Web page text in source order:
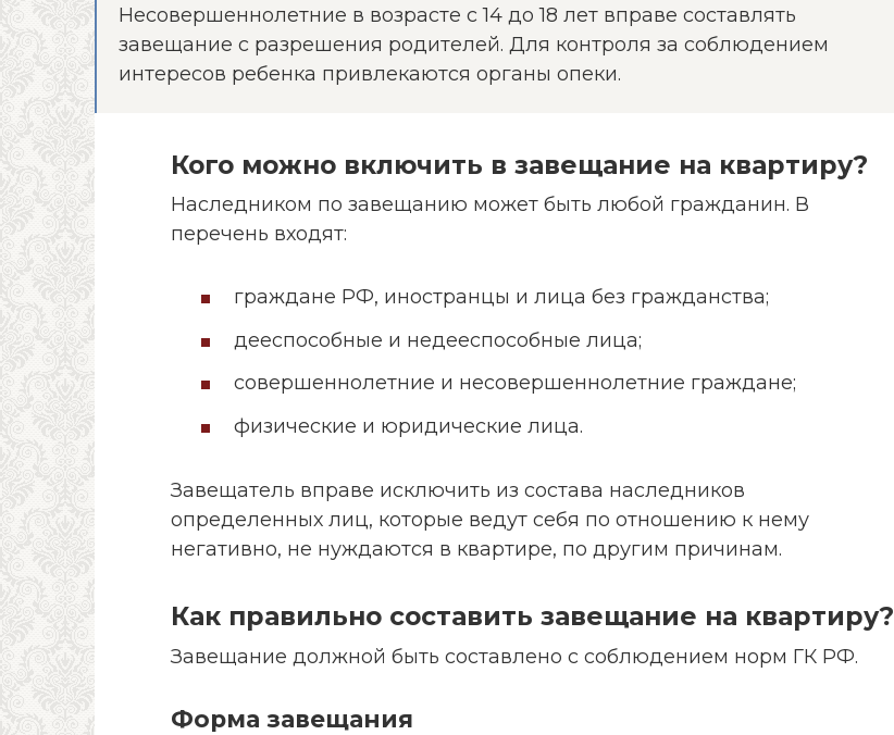
Несовершеннолетние в возрасте с 14 до 18 лет вправе составлять
завещание с разрешения родителей. Для контроля за соблюдением
интересов ребенка привлекаются органы опеки.
Кого можно включить в завещание на квартиру?
Наследником по завещанию может быть любой гражданин. В
перечень входят:
граждане РФ, иностранцы и лица без гражданства;
дееспособные и недееспособные лица;
совершеннолетние и несовершеннолетние граждане;
физические и юридические лица.
Завещатель вправе исключить из состава наследников
определенных лиц, которые ведут себя по отношению к нему
негативно, не нуждаются в квартире, по другим причинам.
Как правильно составить завещание на квартиру?
Завещание должной быть составлено с соблюдением норм ГК РФ.
Форма завещания